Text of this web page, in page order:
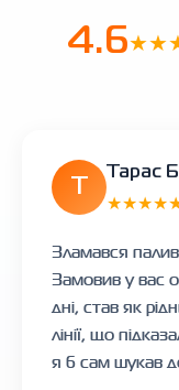
4.6
Тарас
Зламався
Замовив у вас
дні, став як
лінії, що
я б сам шукав